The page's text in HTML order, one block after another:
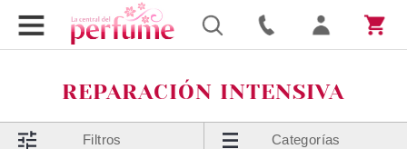
REPARACIÓN INTENSIVA
Filtros Categorías